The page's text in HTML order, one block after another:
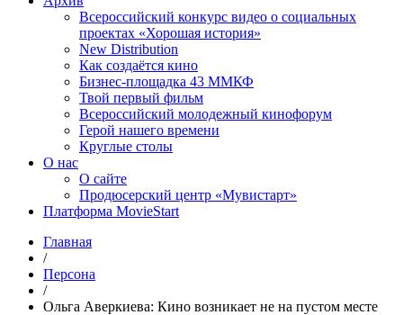
Всероссийский конкурс видео о социальных
проектах «Хорошая история»
New Distribution
Как создаётся кино
Бизнес-площадка 43 ММКФ
Твой первый фильм
Всероссийский молодежный кинофорум
Герой нашего времени
Круглые столы
О нас
О сайте
Продюсерский центр «Мувистарт»
Платформа MovieStart
Главная
/
Персона
/
Ольга Аверкиева: Кино возникает не на пустом месте